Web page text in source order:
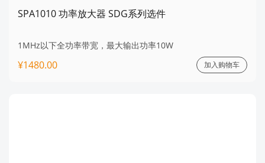
SPA1010 功率放大器 SDG系列选件
1MHz以下全功率带宽，最大输出功率10W
¥1480.00 加入购物车